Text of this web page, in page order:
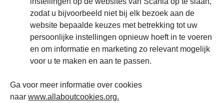
zodat u bijvoorbeeld niet bij elk bezoek aan de
website bepaalde keuzes met betrekking tot uw
persoonlijke instellingen opnieuw hoeft in te voeren
en om informatie en marketing zo relevant mogelijk
voor u te maken en aan te passen.
Ga voor meer informatie over cookies
naar www.allaboutcookies.org.